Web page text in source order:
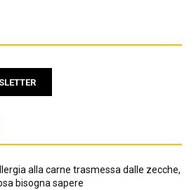
alla carne trasmessa dalle zecche,
bisogna sapere